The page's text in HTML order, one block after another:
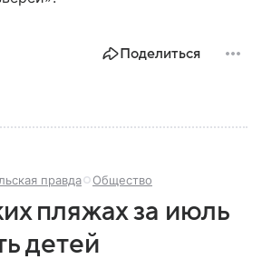
Поделиться
правда Общество
пляжах за июль
детей